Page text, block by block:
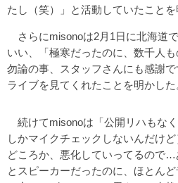
たし（笑）」と活動していたことを
さらにmisonoは2月1日に北海道
いい、「極寒だったのに、数千人
勿論の事、スタッフさんにも感謝
ライブを見てくれたことを明かした
続けてmisonoは「公開リハもな
しかマイクチェックしないんだけ
どころか、悪化していってるので
とスピーカーだったのに、ほとん